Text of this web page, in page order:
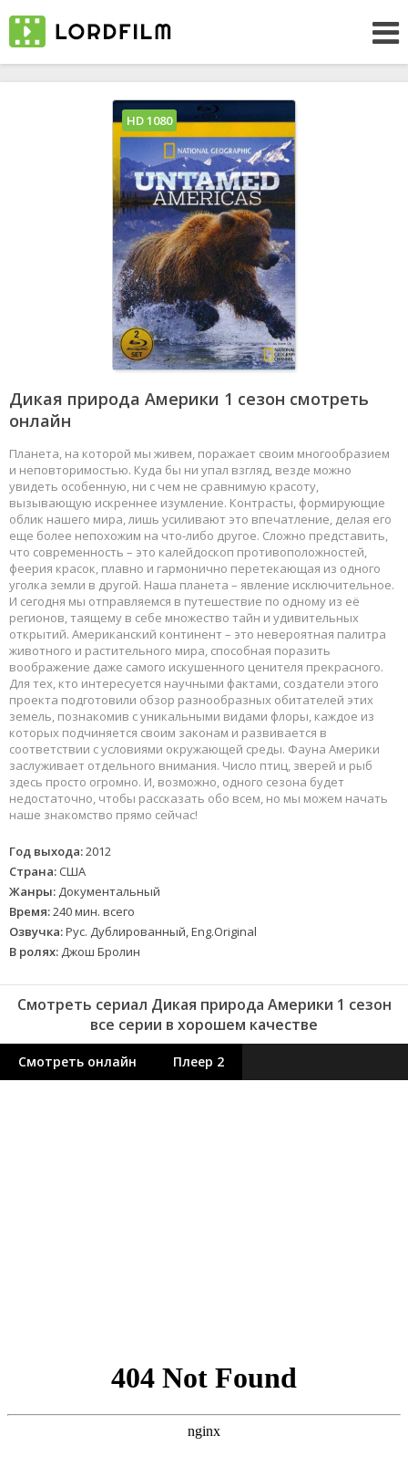
Дикая природа Америки 1 сезон смотреть
онлайн
Планета, на которой мы живем, поражает своим многообразием
и неповторимостью. Куда бы ни упал взгляд, везде можно
увидеть особенную, ни с чем не сравнимую красоту,
вызывающую искреннее изумление. Контрасты, формирующие
облик нашего мира, лишь усиливают это впечатление, делая его
еще более непохожим на что-либо другое. Сложно представить,
что современность – это калейдоскоп противоположностей,
феерия красок, плавно и гармонично перетекающая из одного
уголка земли в другой. Наша планета – явление исключительное.
И сегодня мы отправляемся в путешествие по одному из её
регионов, таящему в себе множество тайн и удивительных
открытий. Американский континент – это невероятная палитра
животного и растительного мира, способная поразить
воображение даже самого искушенного ценителя прекрасного.
Для тех, кто интересуется научными фактами, создатели этого
проекта подготовили обзор разнообразных обитателей этих
земель, познакомив с уникальными видами флоры, каждое из
которых подчиняется своим законам и развивается в
соответствии с условиями окружающей среды. Фауна Америки
заслуживает отдельного внимания. Число птиц, зверей и рыб
здесь просто огромно. И, возможно, одного сезона будет
недостаточно, чтобы рассказать обо всем, но мы можем начать
наше знакомство прямо сейчас!
Год выхода:2012
Страна: США
Жанры: Документальный
Время:240 мин. всего
Озвучка:Рус. Дублированный, Eng.Original
В ролях: Джош Бролин
HD 1080
Смотреть сериал Дикая природа Америки 1 сезон
все серии в хорошем качестве
Смотреть онлайн Плеер 2